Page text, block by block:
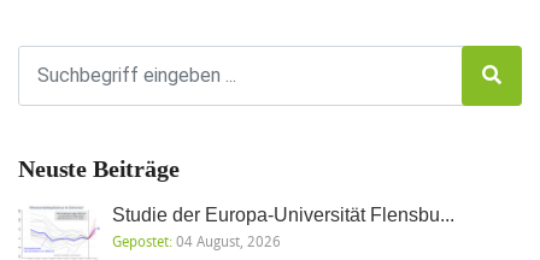
Neuste Beiträge
Studie der Europa-Universität Flensbu...
Gepostet:04 August, 2026